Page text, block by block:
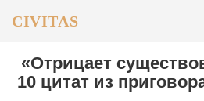
CIVITAS
ОБЩЕСТВО
«Отрицает
10 цитат из